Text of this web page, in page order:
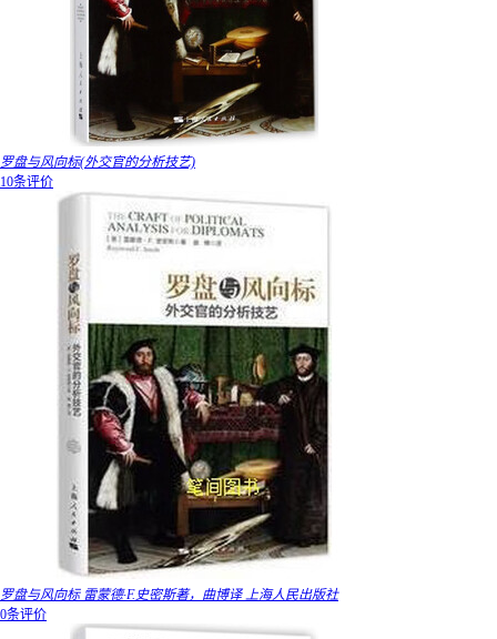
罗盘与风向标(外交官的分析技艺)
10条评价
罗盘与风向标 雷蒙德·F.史密斯著，曲博译 上海人民出版社
0条评价